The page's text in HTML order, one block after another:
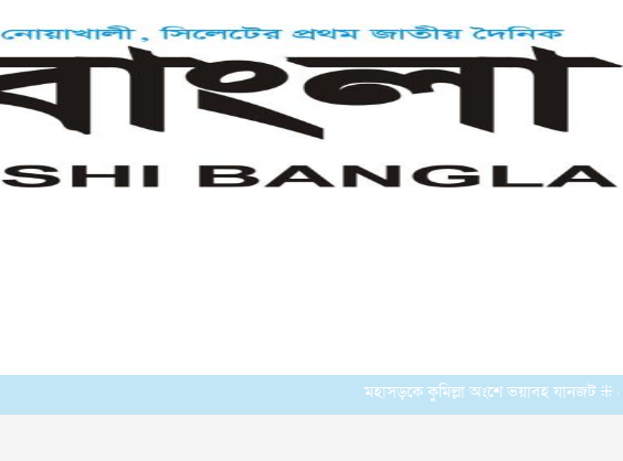
মহাসড়কে কুমিল্লা অংশে ভয়াবহ যানজট ⁜ হোমনায়